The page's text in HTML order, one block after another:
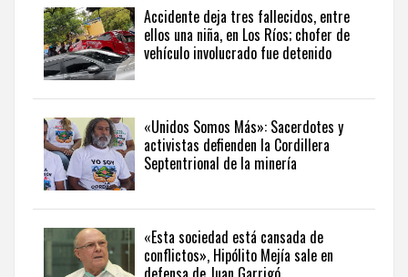
una
perspectiva
internacional,
visite
news
from
Dominican
English.
Accidente deja tres fallecidos, entre
ellos una niña, en Los Ríos; chofer de
vehículo involucrado fue detenido
«Unidos Somos Más»: Sacerdotes y
activistas defienden la Cordillera
Septentrional de la minería
«Esta sociedad está cansada de
conflictos», Hipólito Mejía sale en